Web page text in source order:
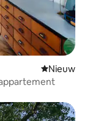
Nieuwe
Nieuw